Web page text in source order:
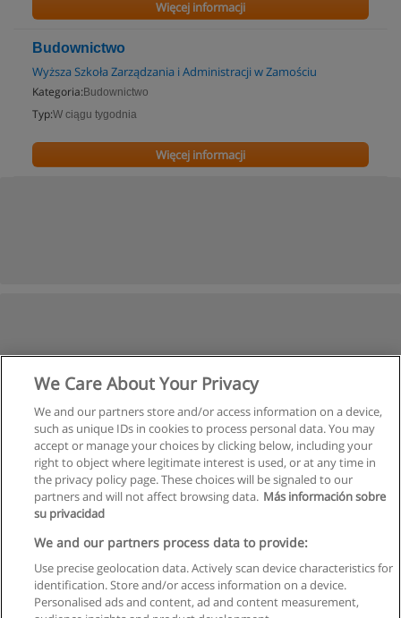
Więcej informacji
Budownictwo
Wyższa Szkoła Zarządzania i Administracji w Zamościu
Kategoria: Budownictwo
Typ:W ciągu tygodnia
Więcej informacji
Regulamin
We Care About Your Privacy
We and our partners store and/or access information on a device,
such as unique IDs in cookies to process personal data. You may
accept or manage your choices by clicking below, including your
right to object where legitimate interest is used, or at any time in
the privacy policy page. These choices will be signaled to our
partners and will not affect browsing data. Más información sobre
su privacidad
We and our partners process data to provide:
Use precise geolocation data. Actively scan device characteristics for
identification. Store and/or access information on a device.
Personalised ads and content, ad and content measurement,